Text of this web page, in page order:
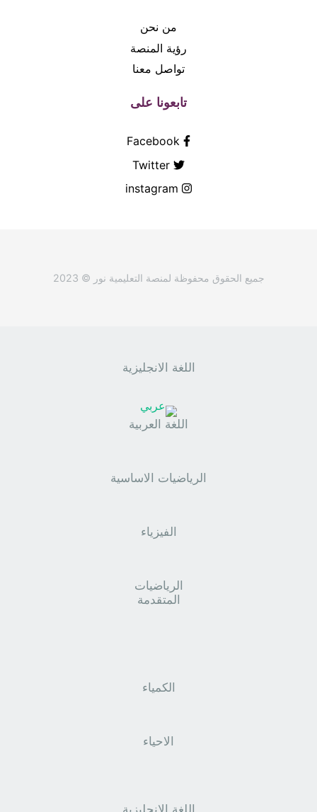
من نحن
رؤية المنصة
تواصل معنا
تابعونا على
جميع الحقوق محفوظة لمنصة التعليمية نور © 2023
اللغة الانجليزية
اللغة العربية
الرياضيات الاساسية
الفيزياء
الرياضيات
المتقدمة
الكمياء
الاحياء
اللغة الانجليزية